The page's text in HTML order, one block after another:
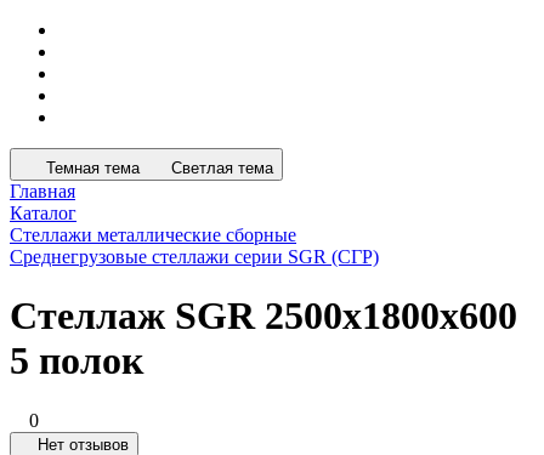
Темная тема Светлая тема
Главная
Каталог
Стеллажи металлические сборные
Среднегрузовые стеллажи серии SGR (СГР)
Стеллаж SGR 2500x1800x600
5 полок
0
Нет отзывов